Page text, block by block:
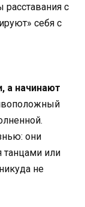
с
себя с
а начинают
они
танцами или
не